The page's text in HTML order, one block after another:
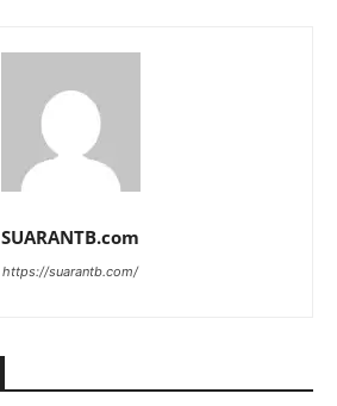
SUARANTB.com
https://suarantb.com/